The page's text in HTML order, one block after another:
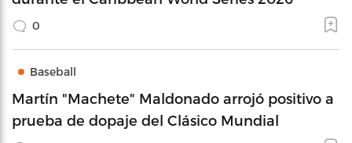
0
Baseball
Martín "Machete" Maldonado arrojó positivo a
prueba de dopaje del Clásico Mundial